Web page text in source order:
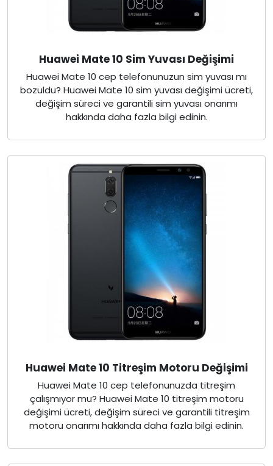
Huawei Mate 10 Sim Yuvası Değişimi
Huawei Mate 10 cep telefonunuzun sim yuvası mı
bozuldu? Huawei Mate 10 sim yuvası değişimi ücreti,
değişim süreci ve garantili sim yuvası onarımı
hakkında daha fazla bilgi edinin.
Huawei Mate 10 Titreşim Motoru Değişimi
Huawei Mate 10 cep telefonunuzda titreşim
çalışmıyor mu? Huawei Mate 10 titreşim motoru
değişimi ücreti, değişim süreci ve garantili titreşim
motoru onarımı hakkında daha fazla bilgi edinin.